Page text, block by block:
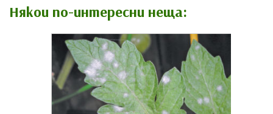
Някои по-интересни неща: